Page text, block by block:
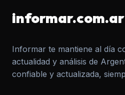
informar.com.ar
Informar te mantiene al día
actualidad y análisis de
confiable y actualizada,